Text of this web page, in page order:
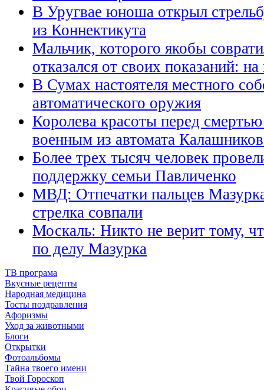
В Уругвае юноша открыл
из Коннектикута
Мальчик, которого якобы
отказался от своих показаний:
В Сумах настоятеля местного
автоматического оружия
Королева красоты перед смертью
военным из автомата
Более трех тысяч человек
поддержку семьи Павличенко
МВД: Отпечатки пальцев
стрелка совпали
Москаль: Никто не верит тому,
по делу Мазурка
ТВ програма
Вкусные рецепты
Народная медицина
Тосты поздравления
Афоризмы
Уход за животными
Блоги
Открытки
Фотоальбомы
Тайна твоего имени
Твой Гороскоп